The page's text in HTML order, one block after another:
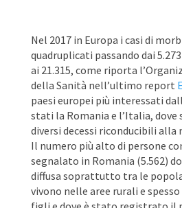
Nel 2017 in Europa i casi di
quadruplicati passando dai
ai 21.315, come riporta
della Sanità nell’ultimo report
paesi europei più interessati
stati la Romania e l’Italia,
diversi decessi riconducibili alla
Il numero più alto di persone
segnalato in Romania (5.562)
diffusa soprattutto tra le
vivono nelle aree rurali e